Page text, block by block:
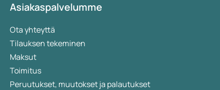
Asiakaspalvelumme
Ota yhteyttä
Tilauksen tekeminen
Maksut
Toimitus
Peruutukset, muutokset ja palautukset